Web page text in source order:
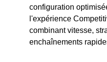
configuration
l'expérience
combinant vitesse,
enchaînements